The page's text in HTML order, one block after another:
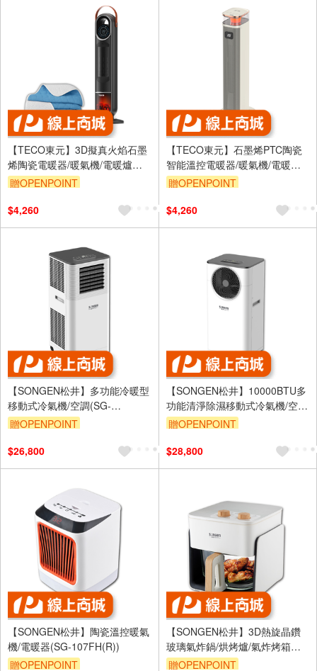
【TECO東元】3D擬真火焰石墨
烯陶瓷電暖器/暖氣機/電暖爐
(XYFYN3006CBB加贈石墨烯機
贈OPENPOINT
$4,260
【TECO東元】石墨烯PTC陶瓷
智能溫控電暖器/暖氣機/電暖爐
(XYFYN3005CBW)
贈OPENPOINT
$4,260
【SONGEN松井】多功能冷暖型
移動式冷氣機/空調(SG-
A805CH)
贈OPENPOINT
$26,800
【SONGEN松井】10000BTU多
功能清淨除濕移動式冷氣機/空調
(LD-N361C)
贈OPENPOINT
$28,800
【SONGEN松井】陶瓷溫控暖氣
機/電暖器(SG-107FH(R))
贈OPENPOINT
【SONGEN松井】3D熱旋晶鑽
玻璃氣炸鍋/烘烤爐/氣炸烤箱
(SG-425GAF-W)
贈OPENPOINT